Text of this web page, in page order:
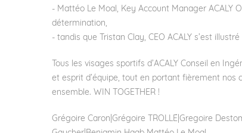
- Mattéo Le Moal , Key Account Manager ACALY
détermination,
- tandis que
Tristan Clay, CEO ACALY s’est
Tous les visages sportifs d’ACALY Conseil en
et esprit d’équipe, tout en portant fièrement nos
ensemble. WIN TOGETHER !
Grégoire Caron Grégoire TROLLÉ Gregoire